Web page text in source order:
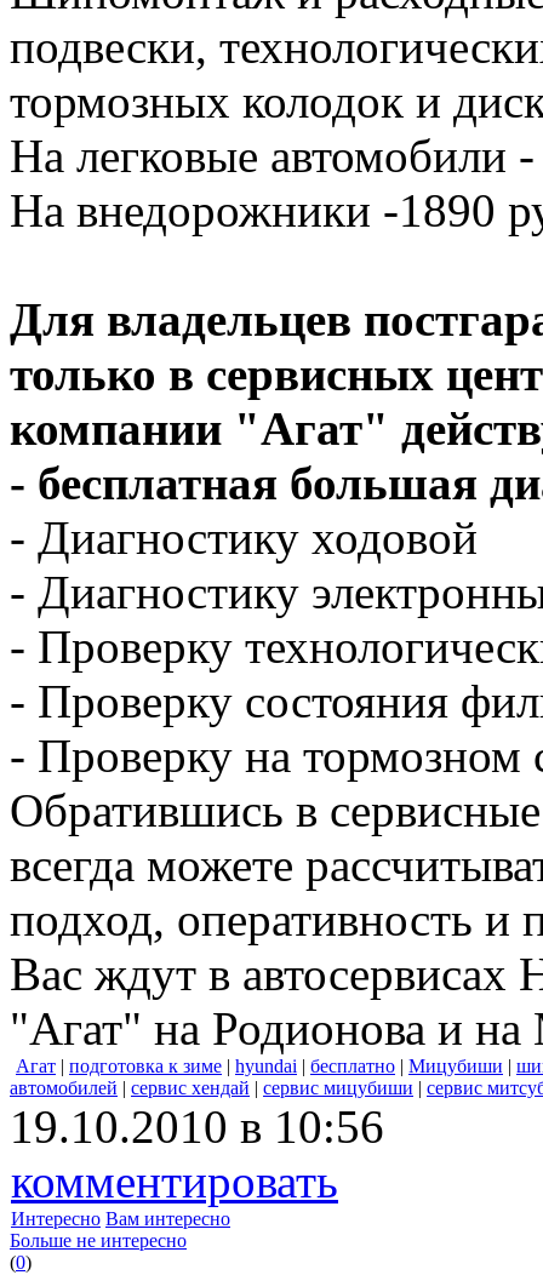
подвески,
тормозных колодок и
На легковые автомобили
На внедорожники -1890
Для владельцев
только в сервисных
компании "Агат"
- бесплатная большая
- Диагностику ходовой
- Диагностику
- Проверку
- Проверку состояния
- Проверку на тормозном
Обратившись в
всегда можете
подход, оперативность
Вас ждут в
"Агат" на Родионова и
Агат | подготовка к зиме | hyundai | бесплатно | Мицубиши |
автомобилей | сервис хендай | сервис мицубиши | сервис
19.10.2010 в 10:56
комментировать
Интересно Вам интересно
Больше не интересно
(0)